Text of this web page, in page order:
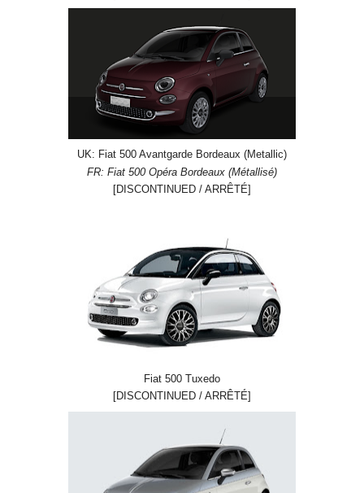
UK: Fiat 500 Avantgarde Bordeaux (Metallic)
FR: Fiat 500 Opéra Bordeaux (Métallisé)
[DISCONTINUED / ARRÊTÉ]
Fiat 500 Tuxedo
[DISCONTINUED / ARRÊTÉ]